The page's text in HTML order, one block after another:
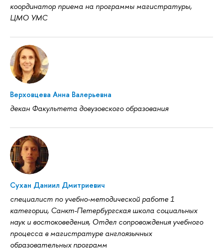
координатор приема на программы магистратуры,
ЦМО УМС
Верховцева Анна Валерьевна
декан Факультета довузовского образования
Сухан Даниил Дмитриевич
специалист по учебно-методической работе 1
категории, Санкт-Петербургская школа социальных
наук и востоковедения, Отдел сопровождения учебного
процесса в магистратуре англоязычных
образовательных программ